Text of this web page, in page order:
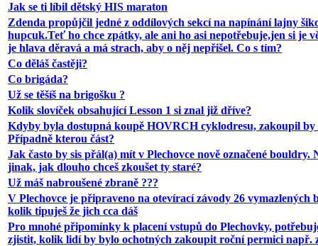
Jak se ti líbil dětský HIS maraton
Zdenda propůjčil jedné z oddílových sekcí na napínání lajny
hupcuk.Teť ho chce zpátky, ale ani ho asi nepotřebuje,jen si je
je hlava děravá a má strach, aby o něj nepřišel. Co s tím?
Co děláš častěji?
Co brigáda?
Už se těšíš na brigošku ?
Kolik slovíček obsahující Lesson 1 si znal již dříve?
Kdyby byla dostupná koupě HOVRCH cyklodresu, zakoupil by
Případně kterou část?
Jak často by sis přál(a) mít v Plechovce nově označené bouldry.
jinak, jak dlouho chceš zkoušet ty staré?
Už máš nabroušené zbraně ???
V Plechovce je připraveno na otevírací závody 26 vymazlených
kolik tipuješ že jich cca dáš
Pro mnohé připomínky k placení vstupů do Plechovky,
zjistit, kolik lidí by bylo ochotných zakoupit roční permici např.